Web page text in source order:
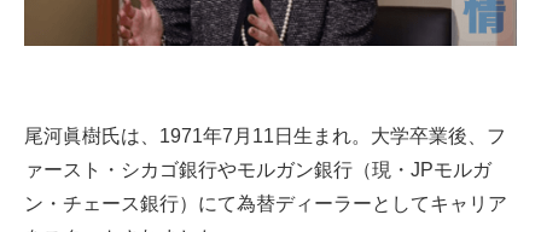
尾河眞樹氏は、1971年7月11日生まれ。大学卒業後、フ
ァースト・シカゴ銀行やモルガン銀行（現・JPモルガ
ン・チェース銀行）にて為替ディーラーとしてキャリア